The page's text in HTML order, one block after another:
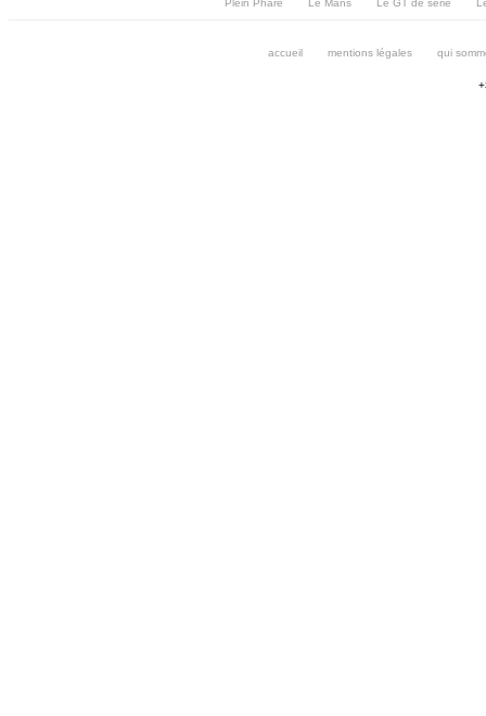
Plein Phare Le Mans Le GT de série
accueil mentions légales qui